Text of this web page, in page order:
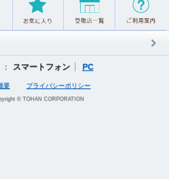
スマートフォン PC
要 プライバシーポリシー
© TOHAN CORPORATION